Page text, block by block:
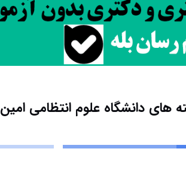
دانشگاه علوم انتظامی امین